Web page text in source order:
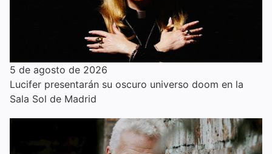
5 de agosto de 2026
Lucifer presentarán su oscuro universo doom en la
Sala Sol de Madrid